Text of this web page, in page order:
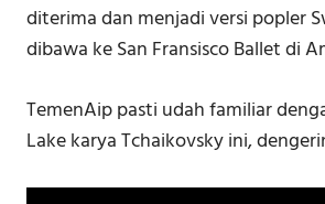
diterima dan menjadi versi popler
dibawa ke San Fransisco Ballet di
TemenAip pasti udah familiar
Lake karya Tchaikovsky ini,